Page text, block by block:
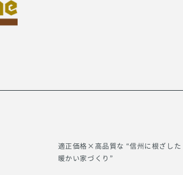
適正価格×高品質な “信州に根ざした
暖かい家づくり”